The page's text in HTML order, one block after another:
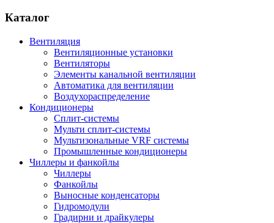
Каталог
Вентиляция
Вентиляционные установки
Вентиляторы
Элементы канальной вентиляции
Автоматика для вентиляции
Воздухораспределение
Кондиционеры
Сплит-системы
Мульти сплит-системы
Мультизональные VRF системы
Промышленные кондиционеры
Чиллеры и фанкойлы
Чиллеры
Фанкойлы
Выносные конденсаторы
Гидромодули
Градирни и драйкулеры